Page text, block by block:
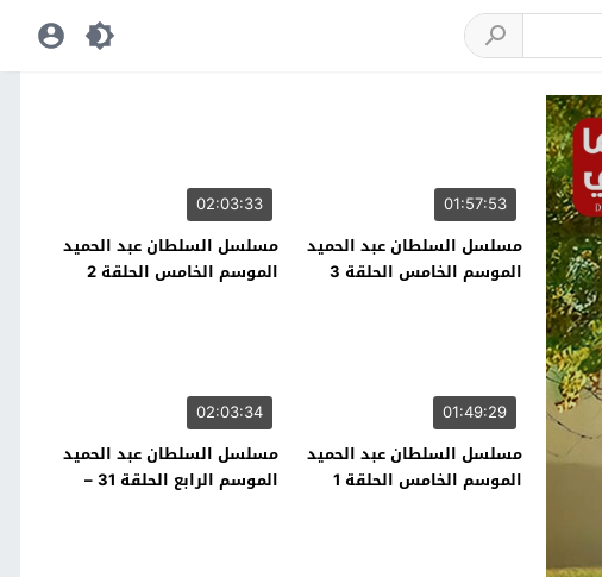
01:57:53
مسلسل السلطان عبد الحميد
الموسم الخامس الحلقة 3
02:03:33
مسلسل السلطان عبد الحميد
الموسم الخامس الحلقة 2
01:49:29
مسلسل السلطان عبد الحميد
الموسم الخامس الحلقة 1
02:03:34
مسلسل السلطان عبد الحميد
الموسم الرابع الحلقة 31 –